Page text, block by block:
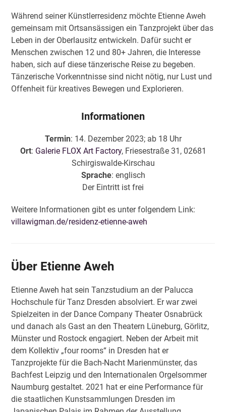
Während seiner Künstlerresidenz möchte Etienne Aweh
gemeinsam mit Ortsansässigen ein Tanzprojekt über das
Leben in der Oberlausitz entwickeln. Dafür sucht er
Menschen zwischen 12 und 80+ Jahren, die Interesse
haben, sich auf diese tänzerische Reise zu begeben.
Tänzerische Vorkenntnisse sind nicht nötig, nur Lust und
Offenheit für kreatives Bewegen und Explorieren.
Informationen
Termin: 14. Dezember 2023; ab 18 Uhr
Ort: Galerie FLOX Art Factory, Friesestraße 31, 02681
Schirgiswalde-Kirschau
Sprache: englisch
Der Eintritt ist frei
Weitere Informationen gibt es unter folgendem Link:
villawigman.de/residenz-etienne-aweh
Über Etienne Aweh
Etienne Aweh hat sein Tanzstudium an der Palucca
Hochschule für Tanz Dresden absolviert. Er war zwei
Spielzeiten in der Dance Company Theater Osnabrück
und danach als Gast an den Theatern Lüneburg, Görlitz,
Münster und Rostock engagiert. Neben der Arbeit mit
dem Kollektiv „four rooms“ in Dresden hat er
Tanzprojekte für die Bach-Nacht Marienmünster, das
Bachfest Leipzig und den Internationalen Orgelsommer
Naumburg gestaltet. 2021 hat er eine Performance für
die staatlichen Kunstsammlungen Dresden im